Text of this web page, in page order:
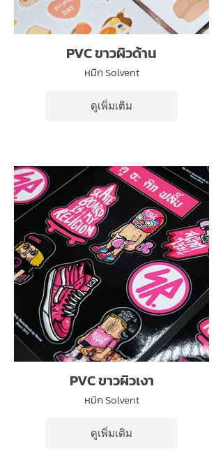
PVC ขาวผิวด้าน
หมึก Solvent
ดูเพิ่มเติม
PVC ขาวผิวเงา
หมึก Solvent
ดูเพิ่มเติม